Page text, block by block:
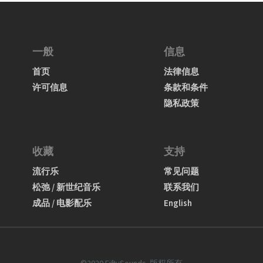
一般
首页
许可信息
信息
法律信息
条款和条件
隐私政策
收藏
流行乐
松弛 / 新世纪音乐
成品 / 电影配乐
支持
常见问题
联系我们
English